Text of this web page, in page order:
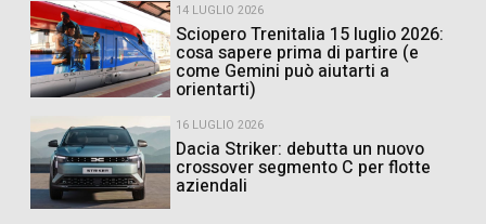
14 LUGLIO 2026
Sciopero Trenitalia 15 luglio 2026:
cosa sapere prima di partire (e
come Gemini può aiutarti a
orientarti)
16 LUGLIO 2026
Dacia Striker: debutta un nuovo
crossover segmento C per flotte
aziendali